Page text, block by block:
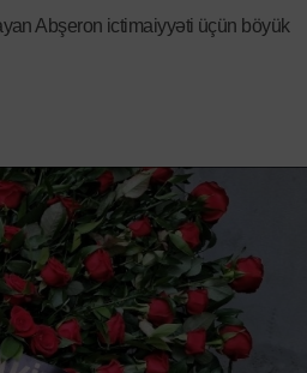
Abşeron ictimaiyyəti üçün böyük